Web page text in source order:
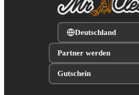
Deutschland
Partner werden
Gutschein